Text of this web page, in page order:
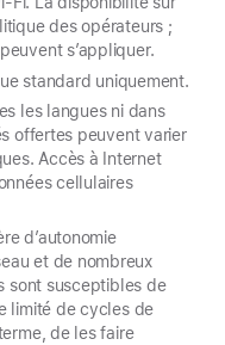
des opérateurs ;
s’appliquer.
standard uniquement.
les langues ni dans
offertes peuvent varier
Accès à Internet
cellulaires
d’autonomie
et de nombreux
sont susceptibles de
limité de cycles de
de les faire